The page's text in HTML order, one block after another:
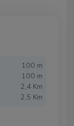
100 m
100 m
2,4 Km
2,5 Km